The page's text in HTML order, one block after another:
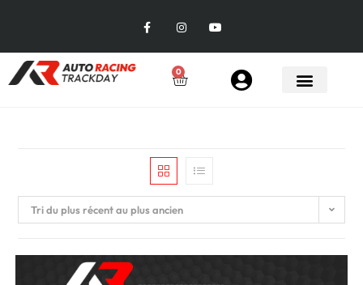
0
Tri du plus récent au plus ancien